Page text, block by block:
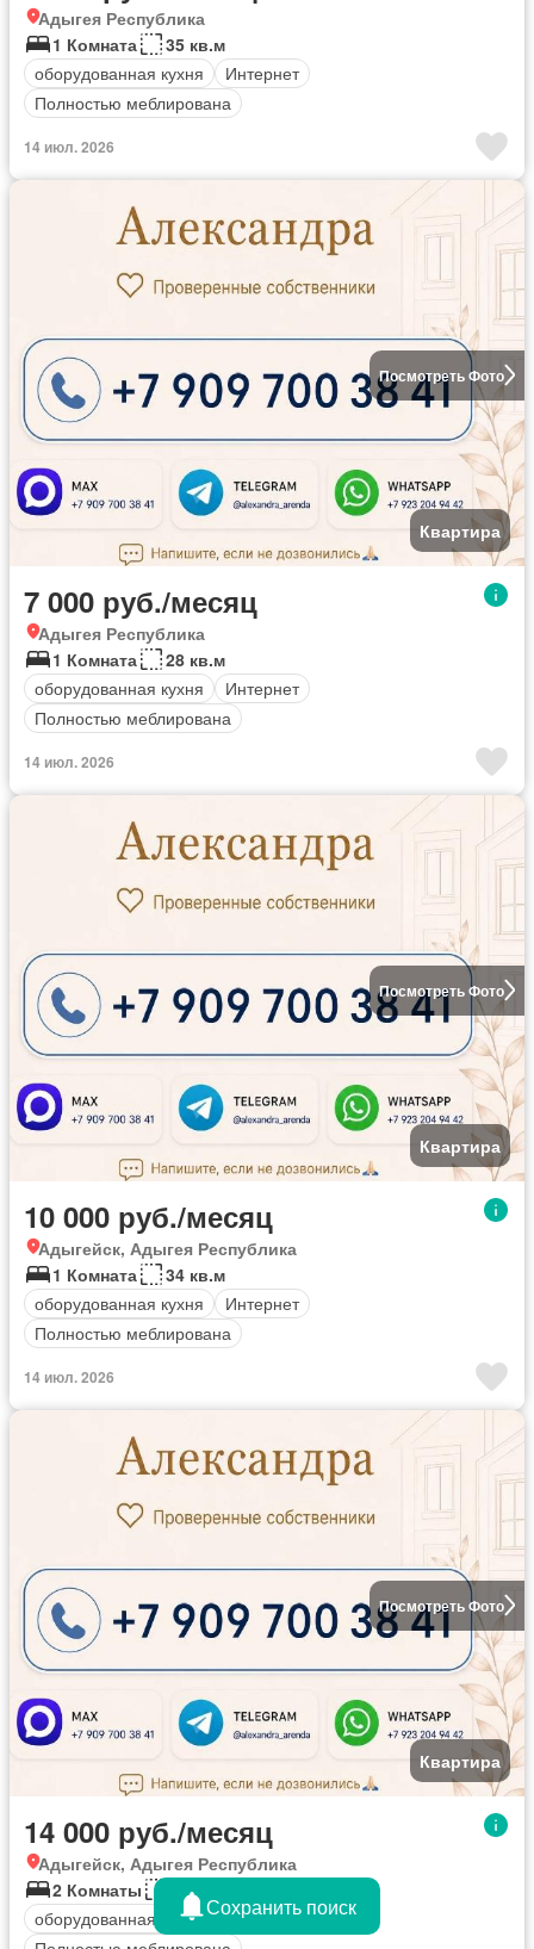
Адыгея Республика
1 Комната
35 кв.м
оборудованная кухня
Интернет
Полностью меблирована
14 июл. 2026
Посмотреть Фото
Квартира
7 000 руб./месяц
Адыгея Республика
1 Комната
28 кв.м
оборудованная кухня
Интернет
Полностью меблирована
14 июл. 2026
Посмотреть Фото
Квартира
10 000 руб./месяц
Адыгейск, Адыгея Республика
1 Комната
34 кв.м
оборудованная кухня
Интернет
Полностью меблирована
14 июл. 2026
Посмотреть Фото
Квартира
14 000 руб./месяц
Адыгейск, Адыгея Республика
2 Комнаты
45 кв.м
оборудованная кухня
Интернет
Сохранить поиск